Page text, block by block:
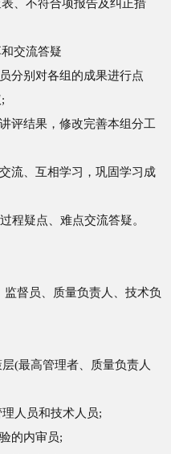
、不符合项报告及纠正措
交流答疑
别对各组的成果进行点
结果，修改完善本组分工
、互相学习，巩固学习成
疑点、难点交流答疑。
督员、质量负责人、技术负
(最高管理者、质量负责人
人员和技术人员;
的内审员;